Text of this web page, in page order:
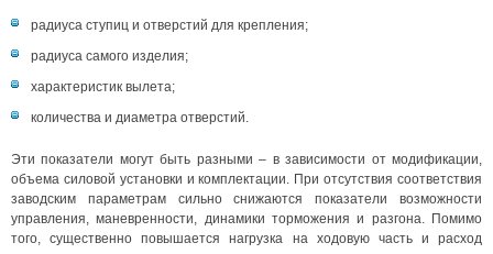
радиуса ступиц и отверстий для крепления;
радиуса самого изделия;
характеристик вылета;
количества и диаметра отверстий.
Эти показатели могут быть разными – в зависимости от модификации,
объема силовой установки и комплектации. При отсутствия соответствия
заводским параметрам сильно снижаются показатели возможности
управления, маневренности, динамики торможения и разгона. Помимо
того, существенно повышается нагрузка на ходовую часть и расход